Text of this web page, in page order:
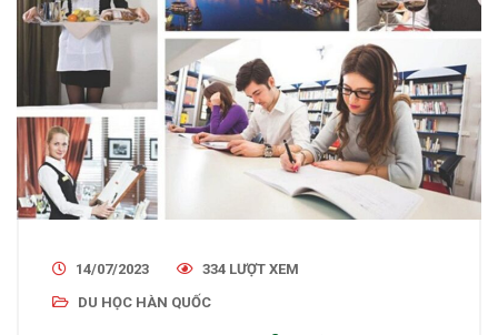
14/07/2023
334 LƯỢT XEM
DU HỌC HÀN QUỐC